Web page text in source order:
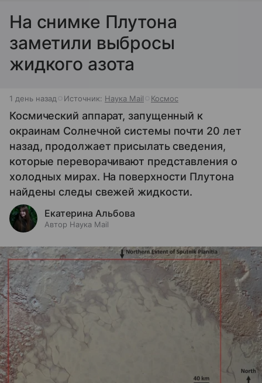
На снимке Плутона
заметили выбросы
жидкого азота
1 день назад Источник: Наука Mail Космос
Космический аппарат, запущенный к
окраинам Солнечной системы почти 20 лет
назад, продолжает присылать сведения,
которые переворачивают представления о
холодных мирах. На поверхности Плутона
найдены следы свежей жидкости.
Екатерина Альбова
Автор Наука Mail